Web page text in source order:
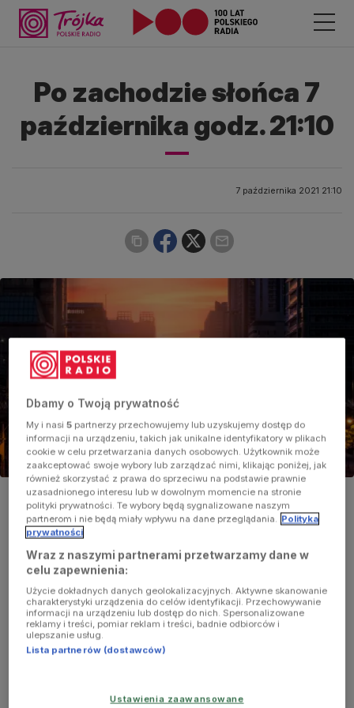
Po zachodzie słońca 7
października godz. 21:10
7 października 2021 21:10
Zdjęcie ilustracyjne
Foto:Shutterstock.com/AN Images Design
Tytuł Po zachodzie słońca 2021/10/07 21:00
Prowadzący
Kaczkowska Aleksandra
Tagi
Dbamy o Twoją prywatność
My i nasi5 partnerzy przechowujemy lub uzyskujemy dostęp do
informacji na urządzeniu, takich jak unikalne identyfikatory w plikach
cookie w celu przetwarzania danych osobowych. Użytkownik może
zaakceptować swoje wybory lub zarządzać nimi, klikając poniżej, jak
również skorzystać z prawa do sprzeciwu na podstawie prawnie
uzasadnionego interesu lub w dowolnym momencie na stronie
polityki prywatności. Te wybory będą sygnalizowane naszym
partnerom i nie będą miały wpływu na dane przeglądania. Polityka
prywatności
Wraz z naszymi partnerami przetwarzamy dane w
celu zapewnienia:
Użycie dokładnych danych geolokalizacyjnych. Aktywne skanowanie
charakterystyki urządzenia do celów identyfikacji. Przechowywanie
informacji na urządzeniu lub dostęp do nich. Spersonalizowane
reklamy i treści, pomiar reklam i treści, badnie odbiorców i
ulepszanie usług.
Lista partnerów (dostawców)
Ustawienia zaawansowane